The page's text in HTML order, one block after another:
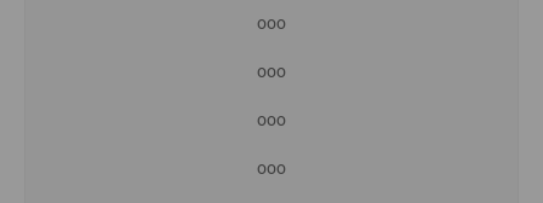
ooo
ooo
ooo
ooo